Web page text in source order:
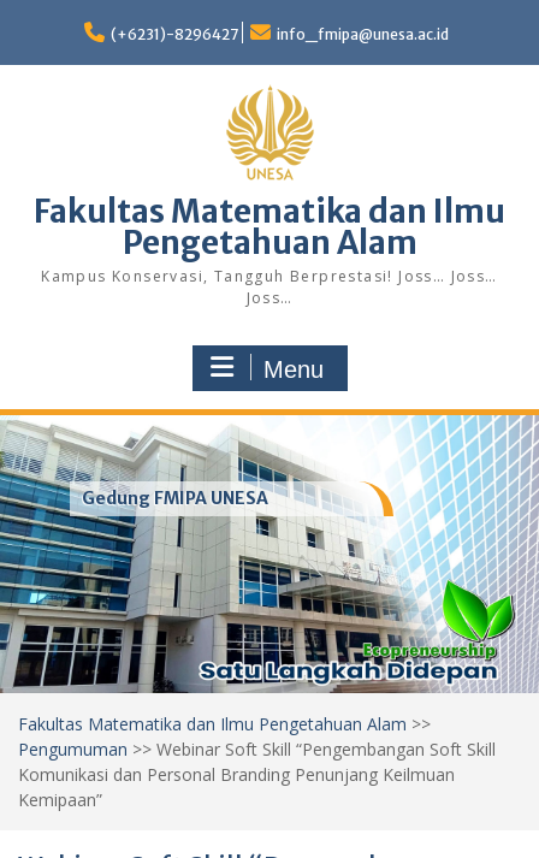
content
(+6231)-8296427 info_fmipa@unesa.ac.id
Fakultas Matematika dan Ilmu
Pengetahuan Alam
Kampus Konservasi, Tangguh Berprestasi! Joss… Joss…
Joss…
Menu
Gedung FMIPA UNESA
Fakultas Matematika dan Ilmu Pengetahuan Alam >>
Pengumuman >> Webinar Soft Skill “Pengembangan Soft Skill
Komunikasi dan Personal Branding Penunjang Keilmuan
Kemipaan”